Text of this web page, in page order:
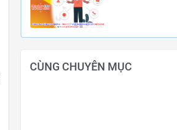
CÙNG CHUYÊN MỤC